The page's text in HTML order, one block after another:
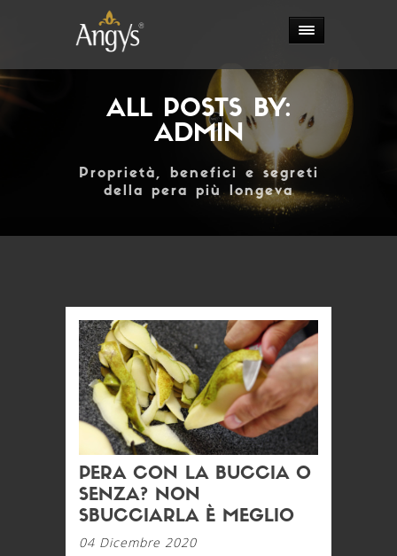
ALL POSTS BY:
ADMIN
Proprietà, benefici e segreti
della pera più longeva
PERA CON LA BUCCIA O
SENZA? NON
SBUCCIARLA È MEGLIO
04 Dicembre 2020